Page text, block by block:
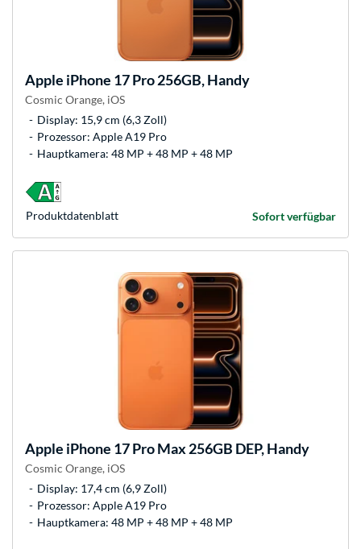
Apple iPhone 17 Pro 256GB, Handy
Cosmic Orange, iOS
Display: 15,9 cm (6,3 Zoll)
Prozessor: Apple A19 Pro
Hauptkamera: 48 MP + 48 MP + 48 MP
Sofort verfügbar
Produkt­datenblatt
Apple iPhone 17 Pro Max 256GB DEP, Handy
Cosmic Orange, iOS
Display: 17,4 cm (6,9 Zoll)
Prozessor: Apple A19 Pro
Hauptkamera: 48 MP + 48 MP + 48 MP